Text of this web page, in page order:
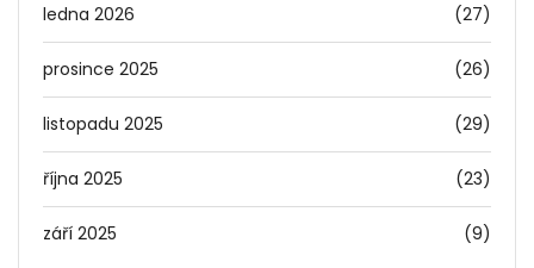
ledna 2026 (27)
prosince 2025 (26)
listopadu 2025 (29)
října 2025 (23)
září 2025 (9)